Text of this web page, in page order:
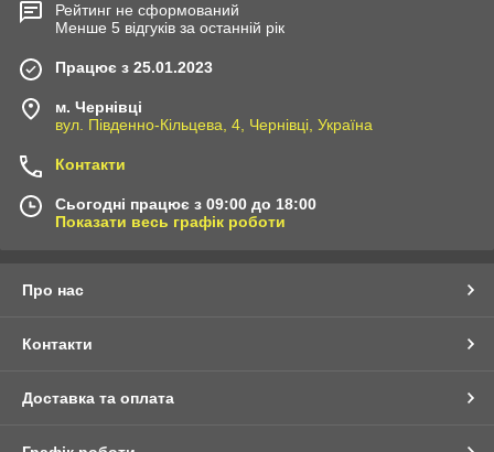
Рейтинг не сформований
Менше 5 відгуків за останній рік
Працює з 25.01.2023
м. Чернівці
вул. Південно-Кільцева, 4, Чернівці, Україна
Контакти
Сьогодні працює з 09:00 до 18:00
Показати весь графік роботи
Про нас
Контакти
Доставка та оплата